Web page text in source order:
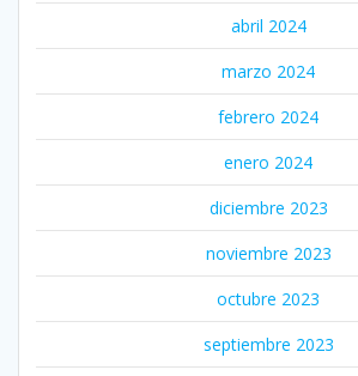
abril 2024
marzo 2024
febrero 2024
enero 2024
diciembre 2023
noviembre 2023
octubre 2023
septiembre 2023